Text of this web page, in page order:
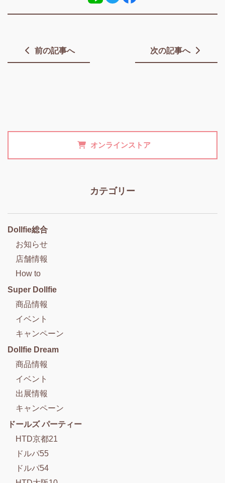
前の記事へ 次の記事へ
オンラインストア
カテゴリー
Dollfie総合
お知らせ
店舗情報
How to
Super Dollfie
商品情報
イベント
キャンペーン
Dollfie Dream
商品情報
イベント
出展情報
キャンペーン
ドールズ パーティー
HTD京都21
ドルパ55
ドルパ54